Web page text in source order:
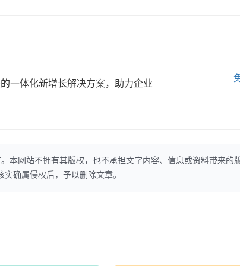
一体化新增长解决方案，助力企业
本网站不拥有其版权，也不承担文字内容、信息或资料带来的
确属侵权后，予以删除文章。